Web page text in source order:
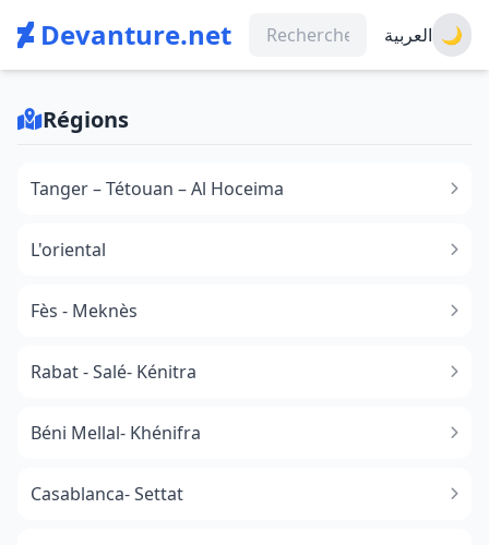
Devanture.net العربية 🌙
Régions
Tanger – Tétouan – Al Hoceima
L'oriental
Fès - Meknès
Rabat - Salé- Kénitra
Béni Mellal- Khénifra
Casablanca- Settat